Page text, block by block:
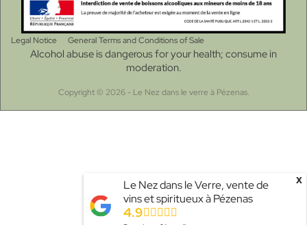
Legal Notice General Terms and Conditions of Sale
Alcohol abuse is dangerous for your health; consume in
moderation.
Copyright © 2026 - Le Nez dans le verre à Pézenas.
Le Nez dans le Verre, vente de
vins et spiritueux à Pézenas
4.9
x